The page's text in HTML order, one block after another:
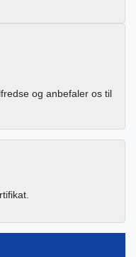
og anbefaler os til